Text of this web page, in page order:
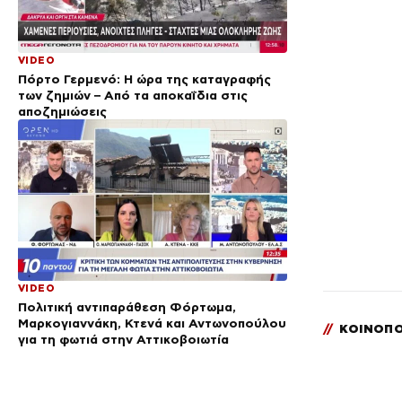
VIDEO
Πόρτο Γερμενό: Η ώρα της καταγραφής
των ζημιών – Από τα αποκαΐδια στις
αποζημιώσεις
VIDEO
Πολιτική αντιπαράθεση Φόρτωμα,
Μαρκογιαννάκη, Κτενά και Αντωνοπούλου
για τη φωτιά στην Αττικοβοιωτία
//